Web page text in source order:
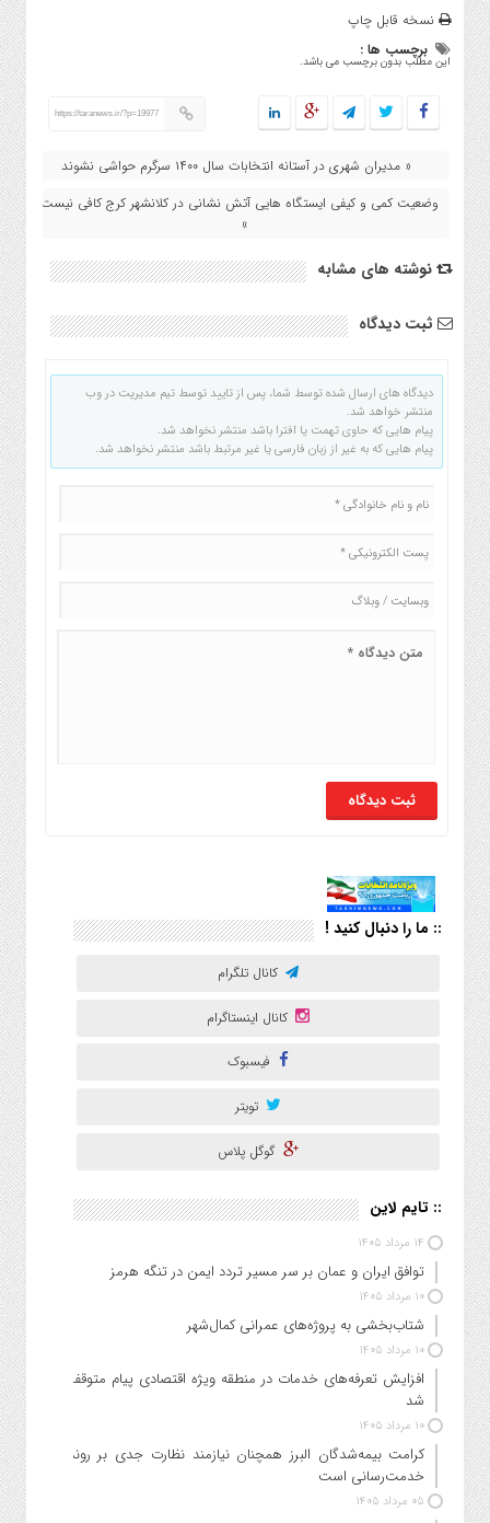
نسخه قابل چاپ
برچسب ها :
این مطلب بدون برچسب می باشد.
https://taranews.ir/?p=19977
« مدیران شهری در آستانه انتخابات سال ۱۴۰۰ سرگرم حواشی نشوند
وضعیت کمی و کیفی ایستگاه هایی آتش نشانی در کلانشهر کرج کافی نیست
»
نوشته های مشابه
ثبت دیدگاه
دیدگاه های ارسال شده توسط شما، پس از تایید توسط تیم مدیریت در وب
منتشر خواهد شد.
پیام هایی که حاوی تهمت یا افترا باشد منتشر نخواهد شد.
پیام هایی که به غیر از زبان فارسی یا غیر مرتبط باشد منتشر نخواهد شد.
:: ما را دنبال کنید !
کانال تلگرام
کانال اینستاگرام
فیسبوک
تویتر
گوگل پلاس
:: تایم لاین
۱۴ مرداد ۱۴۰۵
توافق ایران و عمان بر سر مسیر تردد ایمن در تنگه هرمز
۱۰ مرداد ۱۴۰۵
شتاب‌بخشی به پروژه‌های عمرانی کمال‌شهر
۱۰ مرداد ۱۴۰۵
افزایش تعرفه‌های خدمات در منطقه ویژه اقتصادی پیام متوقف
شد
۱۰ مرداد ۱۴۰۵
کرامت بیمه‌شدگان البرز همچنان نیازمند نظارت جدی بر روند
خدمت‌رسانی است
۰۵ مرداد ۱۴۰۵